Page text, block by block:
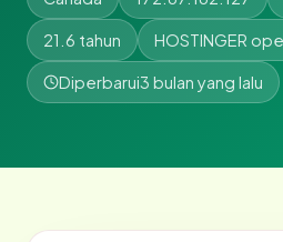
21.6 tahun HOSTINGER
Diperbarui3 bulan yang lalu